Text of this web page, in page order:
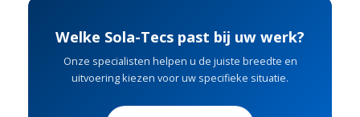
Welke Sola-Tecs past bij uw werk?
Onze specialisten helpen u de juiste breedte en
uitvoering kiezen voor uw specifieke situatie.